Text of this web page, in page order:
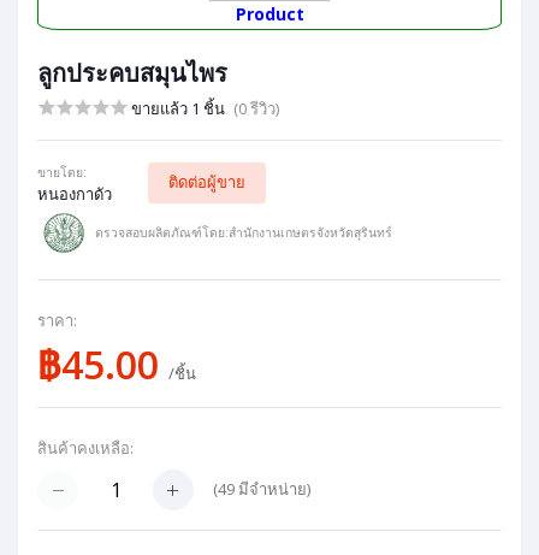
Product
ลูกประคบสมุนไพร
ขายแล้ว 1 ชิ้น (0 รีวิว)
ขายโดย:
หนองกาดัว
ติดต่อผู้ขาย
ตรวจสอบผลิตภัณฑ์โดย:สำนักงานเกษตรจังหวัดสุรินทร์
ราคา:
฿45.00 /ชิ้น
สินค้าคงเหลือ:
(49มีจำหน่าย)